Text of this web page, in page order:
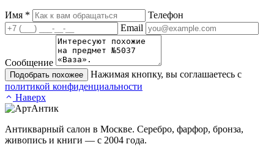
Имя *
Телефон
Email
Сообщение
Подобрать похожее
Нажимая кнопку, вы соглашаетесь с
политикой конфиденциальности
Наверх
Антикварный салон в Москве. Серебро, фарфор, бронза,
живопись и книги — с 2004 года.